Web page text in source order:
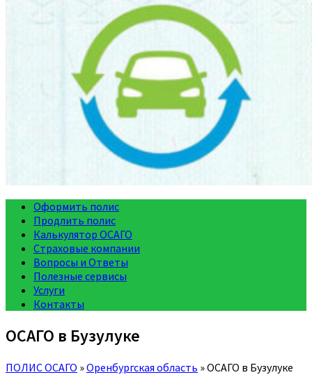
Оформить полис
Продлить полис
Калькулятор ОСАГО
Страховые компании
Вопросы и Ответы
Полезные сервисы
Услуги
Контакты
ОСАГО в Бузулуке
ПОЛИС ОСАГО »Оренбургская область »ОСАГО в Бузулуке